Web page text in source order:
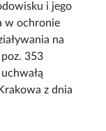
i jego
w ochronie
na
353
z dnia